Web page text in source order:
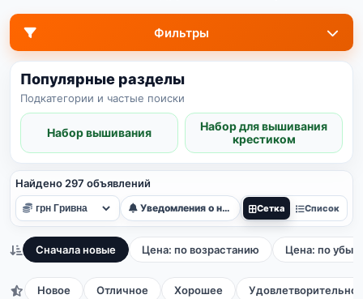
Фильтры
Популярные разделы
Подкатегории и частые поиски
Набор вышивания
Набор для вышивания
крестиком
Найдено 297 объявлений
Уведомления о новых Сетка Список
Сначала новые Цена: по возрастанию Цена: по
Новое Отличное Хорошее Удовлетворительное